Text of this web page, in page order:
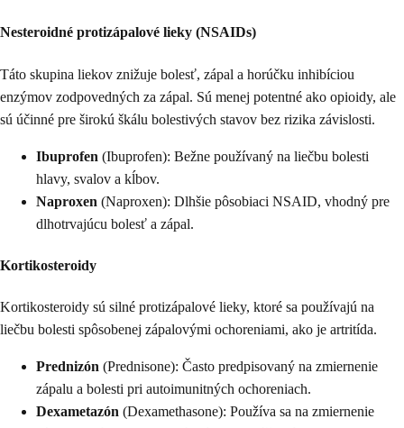
Nesteroidné protizápalové lieky (NSAIDs)
Táto skupina liekov znižuje bolesť, zápal a horúčku inhibíciou
enzýmov zodpovedných za zápal. Sú menej potentné ako opioidy, ale
sú účinné pre širokú škálu bolestivých stavov bez rizika závislosti.
Ibuprofen (Ibuprofen): Bežne používaný na liečbu bolesti
hlavy, svalov a kĺbov.
Naproxen (Naproxen): Dlhšie pôsobiaci NSAID, vhodný pre
dlhotrvajúcu bolesť a zápal.
Kortikosteroidy
Kortikosteroidy sú silné protizápalové lieky, ktoré sa používajú na
liečbu bolesti spôsobenej zápalovými ochoreniami, ako je artritída.
Prednizón (Prednisone): Často predpisovaný na zmiernenie
zápalu a bolesti pri autoimunitných ochoreniach.
Dexametazón (Dexamethasone): Používa sa na zmiernenie